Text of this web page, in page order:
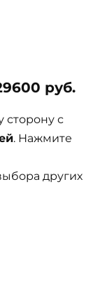
руб.
с
. Нажмите
других